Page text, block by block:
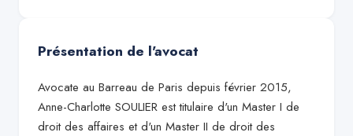
Présentation de l'avocat
Avocate au Barreau de Paris depuis février 2015,
Anne-Charlotte SOULIER est titulaire d'un Master I de
droit des affaires et d'un Master II de droit des